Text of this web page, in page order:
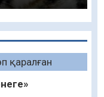
қаралған